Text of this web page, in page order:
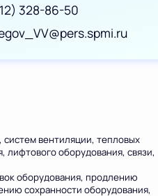
328-86-50
вентиляции, тепловых
лифтового оборудования, связи,
оборудования, продлению
сохранности оборудования,